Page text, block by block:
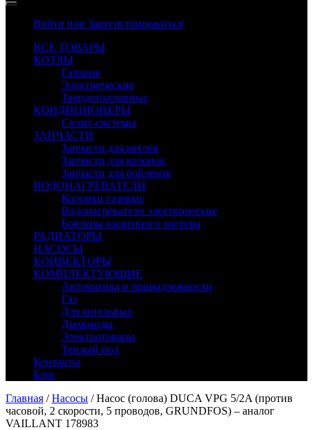
Войти или Зарегистрироваться
ВСЕ ТОВАРЫ
КОТЛЫ
Газовые
Электрические
Твердотопливные
КОНДИЦИОНЕРЫ
Сплит-системы
ЗАПЧАСТИ
Запчасти для котлов
Запчасти для колонок
Запчасти для бойлеров
ВОДОНАГРЕВАТЕЛИ
Колонки газовые
Водонагреватели электрические
Бойлеры косвенного нагрева
РАДИАТОРЫ
НАСОСЫ
КОНВЕКТОРЫ
КОМПЛЕКТУЮЩИЕ
Автоматика и принадлежности
Газ
Для котельных
Дымоходы
Электротовары
Теплый пол
Контакты
Блог
Главная /Насосы / Насос (голова) DUCA VPG 5/2A (против
часовой, 2 скорости, 5 проводов, GRUNDFOS) – аналог
VAILLANT 178983